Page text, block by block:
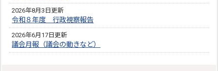
2026年8月3日更新
令和８年度 行政視察報告
2026年6月17日更新
議会月報（議会の動きなど）